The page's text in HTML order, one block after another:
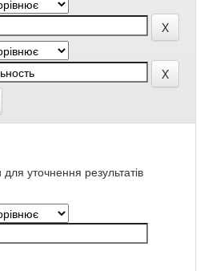
уточнення результатів